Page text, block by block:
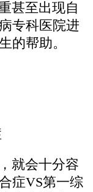
至出现自
专科医院进
的帮助。
就会十分容
症VS第一综